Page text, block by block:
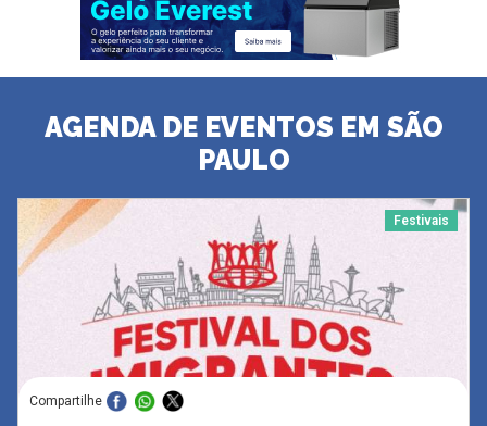
AGENDA DE EVENTOS EM SÃO
PAULO
Festivais
Compartilhe